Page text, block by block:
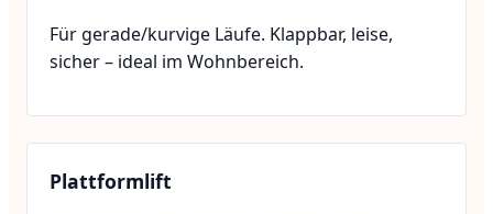
Für gerade/kurvige Läufe. Klappbar, leise,
sicher – ideal im Wohnbereich.
Plattformlift